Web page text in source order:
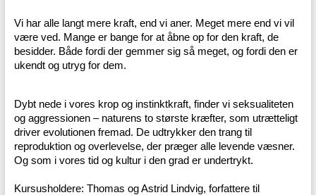
Vi har alle langt mere kraft, end vi aner. Meget mere end vi vil
være ved. Mange er bange for at åbne op for den kraft, de
besidder. Både fordi der gemmer sig så meget, og fordi den er
ukendt og utryg for dem.
Dybt nede i vores krop og instinktkraft, finder vi seksualiteten
og aggressionen – naturens to største kræfter, som utrætteligt
driver evolutionen fremad. De udtrykker den trang til
reproduktion og overlevelse, der præger alle levende væsner.
Og som i vores tid og kultur i den grad er undertrykt.
Kursusholdere: Thomas og Astrid Lindvig, forfattere til